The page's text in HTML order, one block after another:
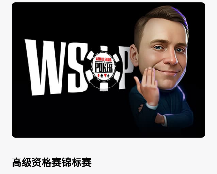
高级资格赛锦标赛